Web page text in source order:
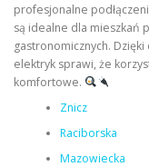
profesjonalne
są idealne dla mieszkań
gastronomicznych.
elektryk sprawi, że
komfortowe.
Znicz
Raciborska
Mazowiecka